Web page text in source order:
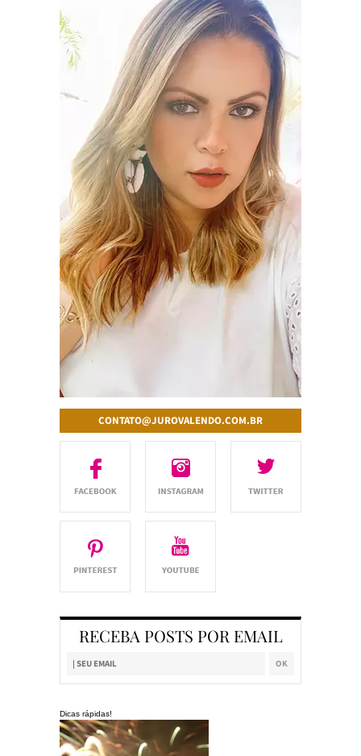
CONTATO@JUROVALENDO.COM.BR
RECEBA POSTS POR EMAIL
Dicas rápidas!